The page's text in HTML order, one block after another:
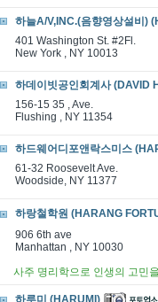
하늘A/V,INC.(음향영상설비)
401 Washington St. #2Fl.
New York , NY 10013
하데이빗공인회계사 (DAVID
156-15 35 , Ave.
Flushing , NY 11354
하드웨어디포앤락스미스
61-32 Roosevelt Ave.
Woodside, NY 11377
하랑철학원 (HARANG
906 6th ave
Manhattan , NY 10030
사주 명리학으로 인생의 고민
하루미 (HARUMI)